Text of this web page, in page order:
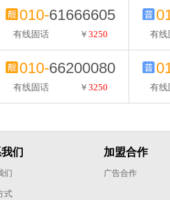
010-61666605
有线固话 ￥3250 有线
010-66200080
有线固话 ￥3250 有线
们
们
式
加盟合作
广告合作